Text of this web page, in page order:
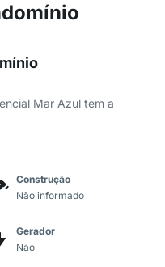
Mar Azul tem a
Construção
Não informado
Gerador
Não